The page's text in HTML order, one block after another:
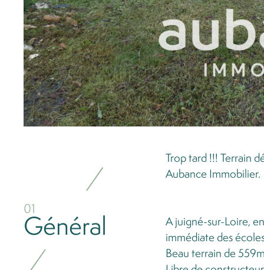
01
Général
Trop tard !!! Terrain
Aubance Immobilier.
A juigné-sur-Loire,
immédiate des
Beau terrain de